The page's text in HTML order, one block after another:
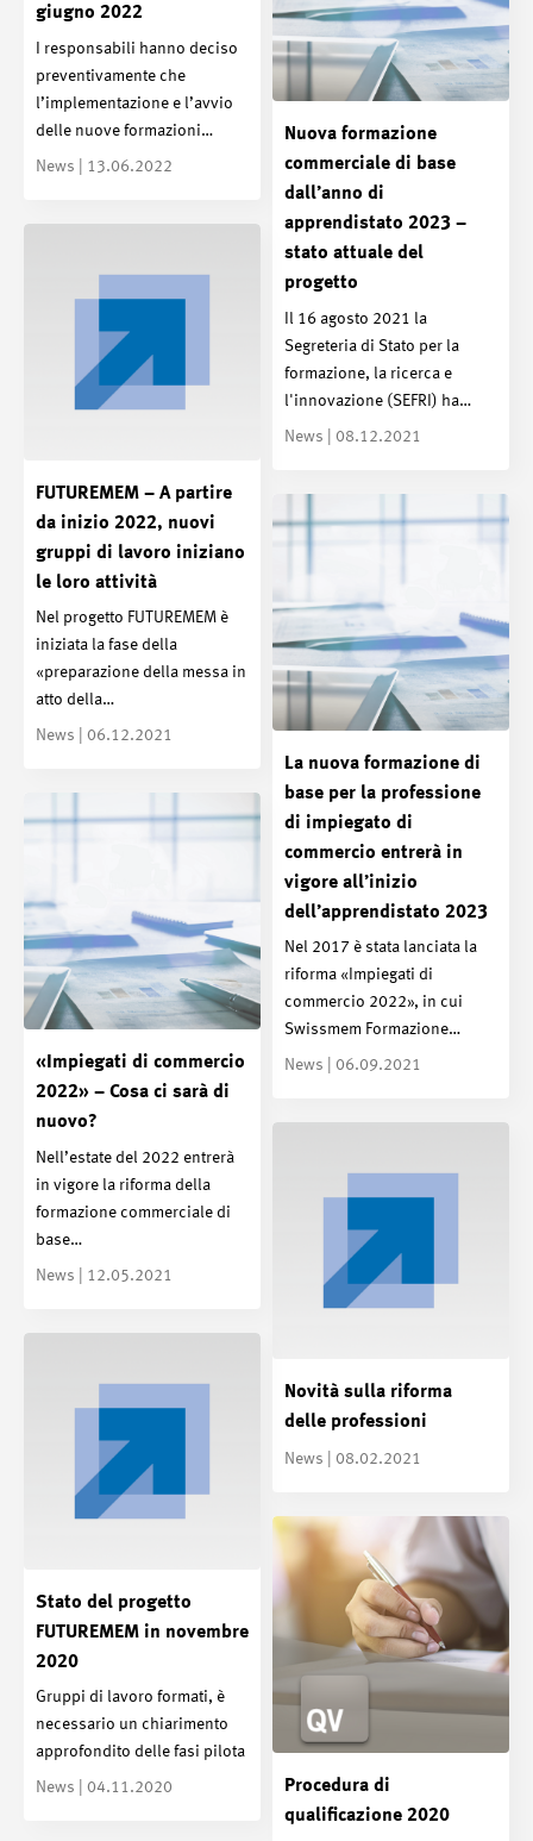
giugno 2022
I responsabili hanno deciso
preventivamente che
l’implementazione e l’avvio
delle nuove formazioni…
News | 13.06.2022
Nuova formazione
commerciale di base
dall’anno di
apprendistato 2023 –
stato attuale del
progetto
Il 16 agosto 2021 la
Segreteria di Stato per la
formazione, la ricerca e
l'innovazione (SEFRI) ha…
News | 08.12.2021
FUTUREMEM – A partire
da inizio 2022, nuovi
gruppi di lavoro iniziano
le loro attività
Nel progetto FUTUREMEM è
iniziata la fase della
«preparazione della messa in
atto della…
News | 06.12.2021
La nuova formazione di
base per la professione
di impiegato di
commercio entrerà in
vigore all’inizio
dell’apprendistato 2023
Nel 2017 è stata lanciata la
riforma «Impiegati di
commercio 2022», in cui
Swissmem Formazione…
News | 06.09.2021
«Impiegati di commercio
2022» – Cosa ci sarà di
nuovo?
Nell’estate del 2022 entrerà
in vigore la riforma della
formazione commerciale di
base…
News | 12.05.2021
Novità sulla riforma
delle professioni
News | 08.02.2021
Stato del progetto
FUTUREMEM in novembre
2020
Gruppi di lavoro formati, è
necessario un chiarimento
approfondito delle fasi pilota
News | 04.11.2020
Procedura di
qualificazione 2020